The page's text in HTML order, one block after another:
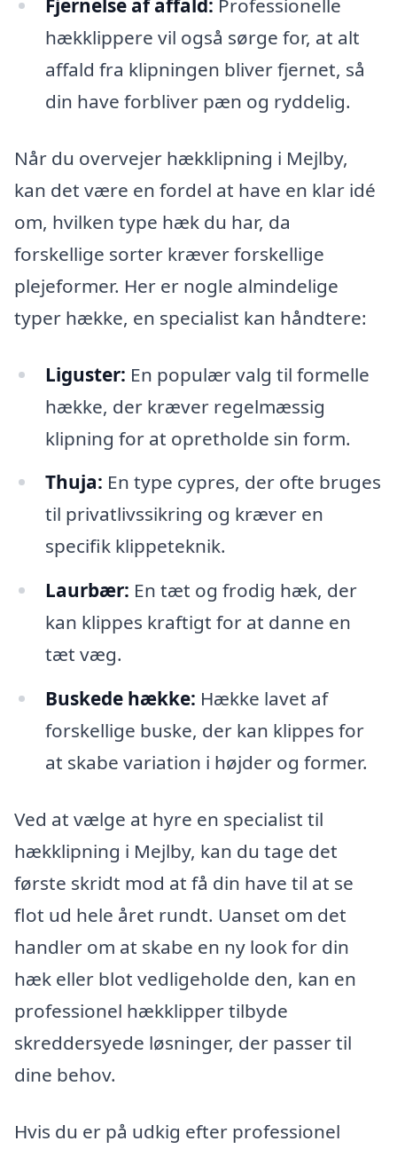
Fjernelse af affald: Professionelle
hækklippere vil også sørge for, at alt
affald fra klipningen bliver fjernet, så
din have forbliver pæn og ryddelig.
Når du overvejer hækklipning i Mejlby,
kan det være en fordel at have en klar idé
om, hvilken type hæk du har, da
forskellige sorter kræver forskellige
plejeformer. Her er nogle almindelige
typer hække, en specialist kan håndtere:
Liguster: En populær valg til formelle
hække, der kræver regelmæssig
klipning for at opretholde sin form.
Thuja: En type cypres, der ofte bruges
til privatlivssikring og kræver en
specifik klippeteknik.
Laurbær: En tæt og frodig hæk, der
kan klippes kraftigt for at danne en
tæt væg.
Buskede hække: Hække lavet af
forskellige buske, der kan klippes for
at skabe variation i højder og former.
Ved at vælge at hyre en specialist til
hækklipning i Mejlby, kan du tage det
første skridt mod at få din have til at se
flot ud hele året rundt. Uanset om det
handler om at skabe en ny look for din
hæk eller blot vedligeholde den, kan en
professionel hækklipper tilbyde
skreddersyede løsninger, der passer til
dine behov.
Hvis du er på udkig efter professionel